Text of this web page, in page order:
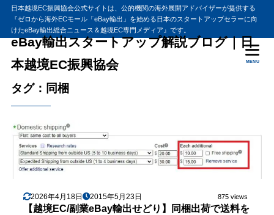
日本越境EC振興協会公式サイトは、公的機関の海外展開アドバイザーが提供する
『ゼロから海外ECモール「eBay輸出」を始める日本のスタートアップセラーに向
けたeBay輸出総合ニュース＆越境EC専門メディア』です。
eBay輸出スタートアップ解説ブログ｜日
本越境EC振興協会
MENU
タグ：同梱
2026年4月18日 2015年5月23日 875 views
【越境EC/副業eBay輸出せどり】同梱出荷で送料を